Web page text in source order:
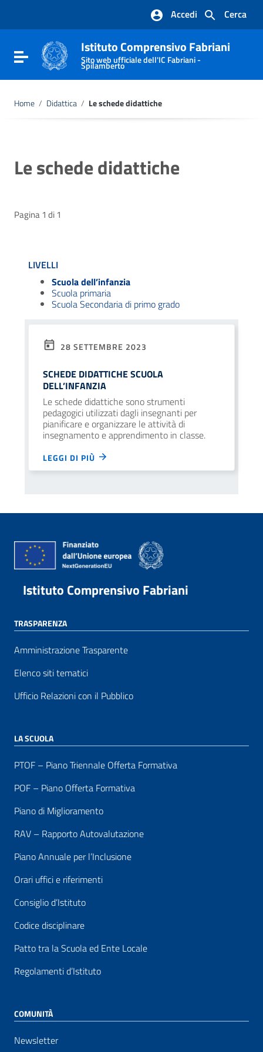
Vai al footer
Cerca
Accedi
Attiva / disattiva la navigazione
Istituto Comprensivo Fabriani
Sito web ufficiale dell'IC Fabriani -
Spilamberto
Home / Didattica / Le schede didattiche
Le schede didattiche
Pagina 1 di 1
LIVELLI
Scuola dell’infanzia
Scuola primaria
Scuola Secondaria di primo grado
28 SETTEMBRE 2023
SCHEDE DIDATTICHE SCUOLA
DELL’INFANZIA
Le schede didattiche sono strumenti
pedagogici utilizzati dagli insegnanti per
pianificare e organizzare le attività di
insegnamento e apprendimento in classe.
LEGGI DI PIÙ
Istituto Comprensivo Fabriani
TRASPARENZA
Amministrazione Trasparente
Elenco siti tematici
Ufficio Relazioni con il Pubblico
LA SCUOLA
PTOF – Piano Triennale Offerta Formativa
POF – Piano Offerta Formativa
Piano di Miglioramento
RAV – Rapporto Autovalutazione
Piano Annuale per l’Inclusione
Orari uffici e riferimenti
Consiglio d’Istituto
Codice disciplinare
Patto tra la Scuola ed Ente Locale
Regolamenti d’Istituto
COMUNITÀ
Newsletter